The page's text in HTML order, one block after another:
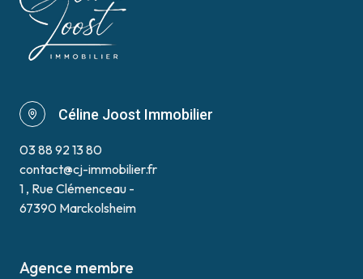
Céline Joost Immobilier
03 88 92 13 80
contact@cj-immobilier.fr
1 , Rue Clémenceau -
67390 Marckolsheim
Agence membre